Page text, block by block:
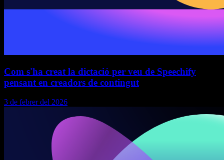
Com s'ha creat la dictació per veu de Speechify
pensant en creadors de contingut
3 de febrer del 2026